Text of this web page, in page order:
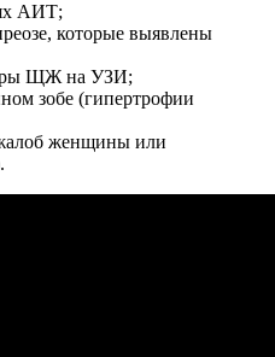
АИТ;
которые выявлены
ЩЖ на УЗИ;
зобе (гипертрофии
женщины или